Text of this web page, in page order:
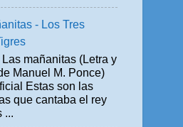
- Los Tres
Las mañanitas (Letra y
Manuel M. Ponce)
Estas son las
que cantaba el rey
...